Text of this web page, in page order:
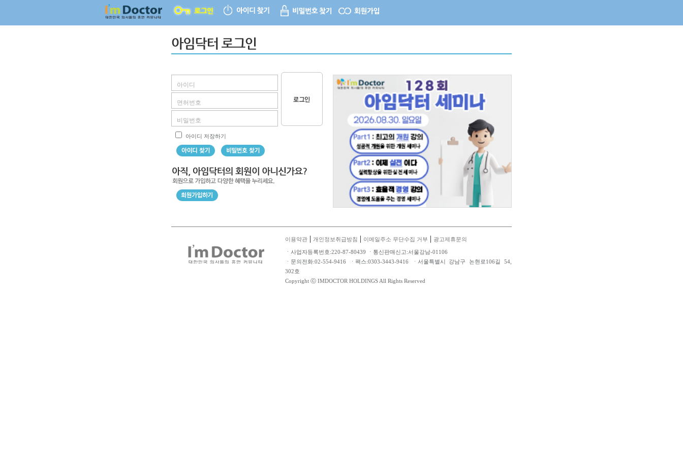
아이디 저장하기
이용약관 | 개인정보취급방침 | 이메일주소 무단수집 거부 | 광고제휴문의
ㆍ사업자등록번호:220-87-80439 ㆍ통신판매신고:서울강남-01106
ㆍ문의전화:02-554-9416 ㆍ팩스:0303-3443-9416 ㆍ서울특별시 강남구 논현로106길 54,
302호
Copyright ⓒ IMDOCTOR HOLDINGS All Rights Reserved